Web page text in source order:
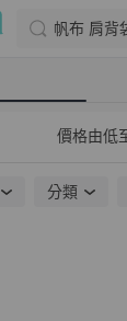
帆布 肩背
價格由低
分類